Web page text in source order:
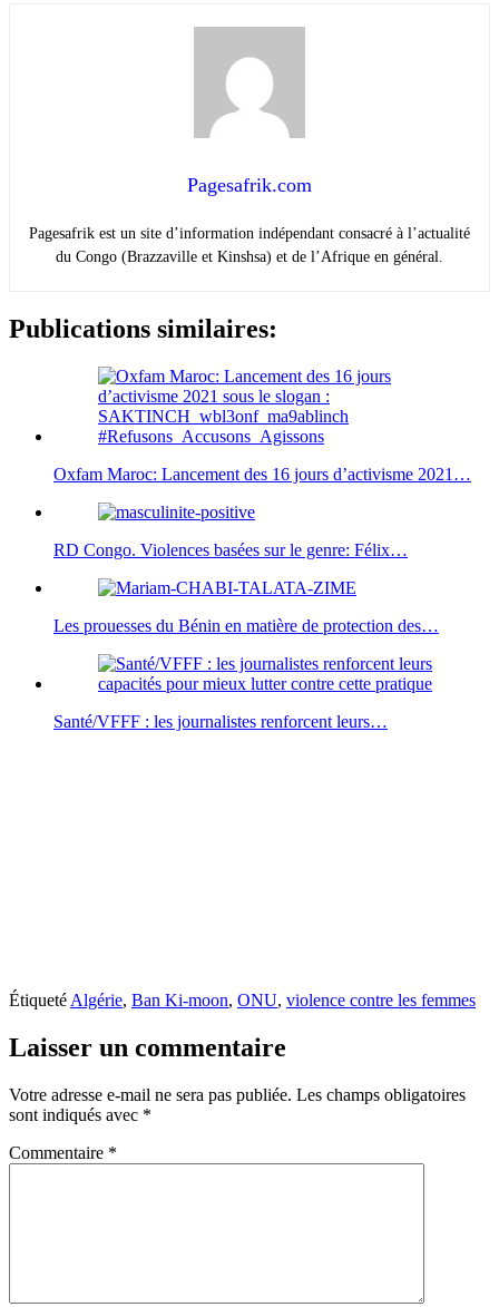
Pagesafrik.com
Pagesafrik est un site d’information indépendant consacré à l’actualité
du Congo (Brazzaville et Kinshsa) et de l’Afrique en général.
Publications similaires:
Oxfam Maroc: Lancement des 16 jours d’activisme 2021…
RD Congo. Violences basées sur le genre: Félix…
Les prouesses du Bénin en matière de protection des…
Santé/VFFF : les journalistes renforcent leurs…
Étiqueté Algérie, Ban Ki-moon, ONU, violence contre les femmes
Laisser un commentaire
Votre adresse e-mail ne sera pas publiée. Les champs obligatoires
sont indiqués avec *
Commentaire *